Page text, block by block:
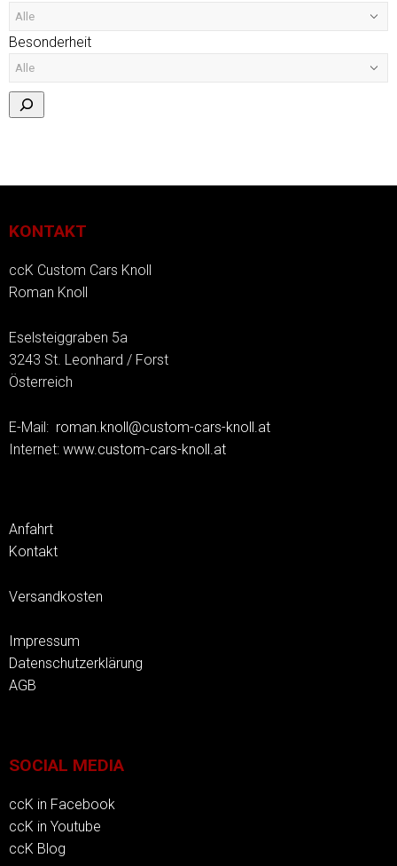
Besonderheit
KONTAKT
ccK Custom Cars Knoll
Roman Knoll
Eselsteiggraben 5a
3243 St. Leonhard / Forst
Österreich
E-Mail: roman.knoll@custom-cars-knoll.at
Internet: www.custom-cars-knoll.at
Anfahrt
Kontakt
Versandkosten
Impressum
Datenschutzerklärung
AGB
SOCIAL MEDIA
ccK in Facebook
ccK in Youtube
ccK Blog